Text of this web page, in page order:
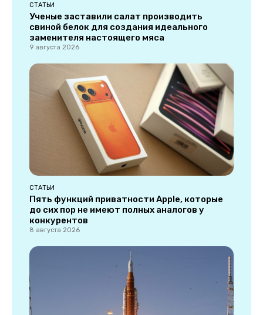
СТАТЬИ
Ученые заставили салат производить
свиной белок для создания идеального
заменителя настоящего мяса
9 августа 2026
СТАТЬИ
Пять функций приватности Apple, которые
до сих пор не имеют полных аналогов у
конкурентов
8 августа 2026